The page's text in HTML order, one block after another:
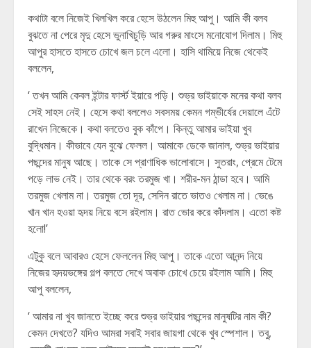
কথাটা বলে নিজেই খিলখিল করে হেসে উঠলেন মিহু আপু। আমি কী বলব
বুঝতে না পেরে মৃদু হেসে ভুনাখিচুড়ি আর গরুর মাংসে মনোযোগ দিলাম। মিহু
আপুর হাসতে হাসতে চোখে জল চলে এলো। হাসি থামিয়ে নিজে থেকেই
বললেন,
‘ তখন আমি কেবল ইন্টার ফার্স্ট ইয়ারে পড়ি। শুভ্র ভাইয়াকে মনের কথা বলব
সেই সাহস নেই। হেসে কথা বললেও সবসময় কেমন গম্ভীর্যের দেয়ালে এঁটে
রাখেন নিজেকে। কথা বলতেও বুক কাঁপে। কিন্তু আমার ভাইয়া খুব
বুদ্ধিমান। কীভাবে যেন বুঝে ফেলল। আমাকে ডেকে জানাল, শুভ্র ভাইয়ার
পছন্দের মানুষ আছে। তাকে সে প্রাণাধিক ভালোবাসে। সুতরাং, প্রেমে টেমে
পড়ে লাভ নেই। তার থেকে বরং তরমুজ খা। শরীর-মন ঠান্ডা হবে। আমি
তরমুজ খেলাম না। তরমুজ তো দূর, সেদিন রাতে ভাতও খেলাম না। ভেঙে
খান খান হওয়া হৃদয় নিয়ে বসে রইলাম। রাত ভোর করে কাঁদলাম। এতো কষ্ট
হলো!’
এটুকু বলে আবারও হেসে ফেললেন মিহু আপু। তাকে এতো আনন্দ নিয়ে
নিজের হৃদয়ভঙ্গের গল্প বলতে দেখে অবাক চোখে চেয়ে রইলাম আমি। মিহু
আপু বললেন,
‘ আমার না খুব জানতে ইচ্ছে করে শুভ্র ভাইয়ার পছন্দের মানুষটির নাম কী?
কেমন দেখতে? যদিও আমরা সবাই সবার জায়গা থেকে খুব স্পেশাল। তবু,